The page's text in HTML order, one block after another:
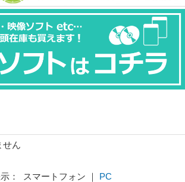
せん
： スマートフォン ｜ PC